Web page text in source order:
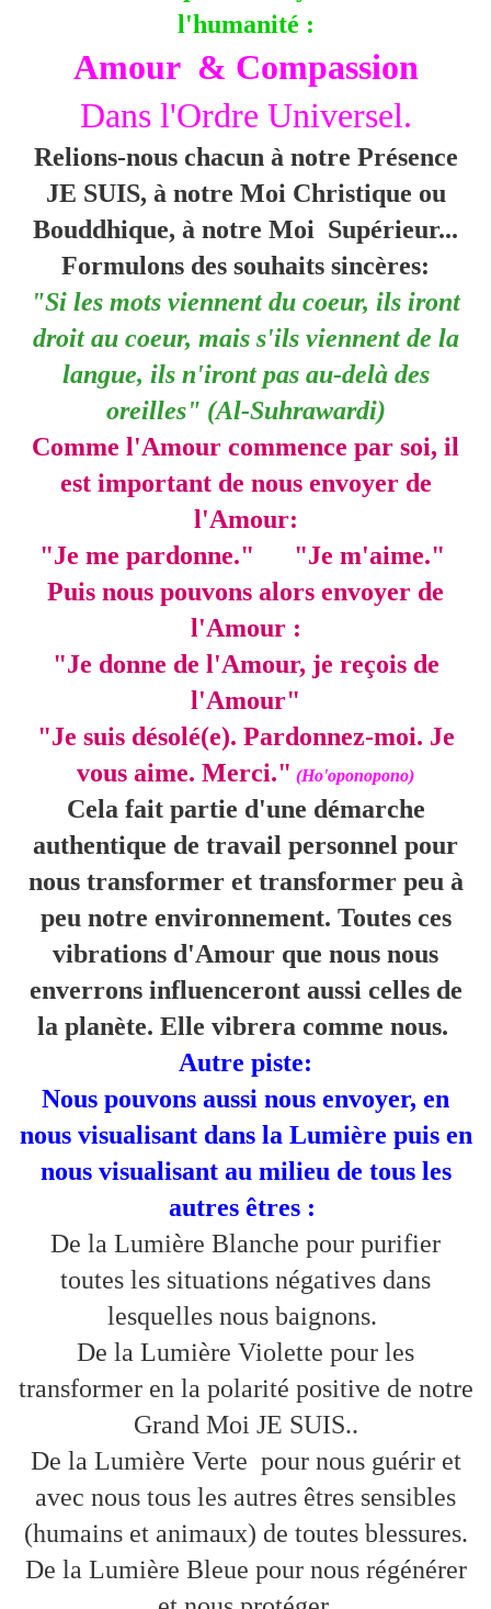
l'humanité :
Amour & Compassion
Dans l'Ordre Universel.
Relions-nous chacun à notre Présence
JE SUIS, à notre Moi Christique ou
Bouddhique, à notre Moi Supérieur...
Formulons des souhaits sincères:
"Si les mots viennent du coeur, ils iront
droit au coeur, mais s'ils viennent de la
langue, ils n'iront pas au-delà des
oreilles" (Al-Suhrawardi)
Comme l'Amour commence par soi, il
est important de nous envoyer de
l'Amour:
"Je me pardonne." "Je m'aime."
Puis nous pouvons alors envoyer de
l'Amour :
"Je donne de l'Amour, je reçois de
l'Amour"
"Je suis désolé(e). Pardonnez-moi. Je
vous aime. Merci." (Ho'oponopono)
Cela fait partie d'une démarche
authentique de travail personnel pour
nous transformer et transformer peu à
peu notre environnement. Toutes ces
vibrations d'Amour que nous nous
enverrons influenceront aussi celles de
la planète. Elle vibrera comme nous.
Autre piste:
Nous pouvons aussi nous envoyer, en
nous visualisant dans la Lumière puis en
nous visualisant au milieu de tous les
autres êtres :
De la Lumière Blanche pour purifier
toutes les situations négatives dans
lesquelles nous baignons.
De la Lumière Violette pour les
transformer en la polarité positive de notre
Grand Moi JE SUIS..
De la Lumière Verte pour nous guérir et
avec nous tous les autres êtres sensibles
(humains et animaux) de toutes blessures.
De la Lumière Bleue pour nous régénérer